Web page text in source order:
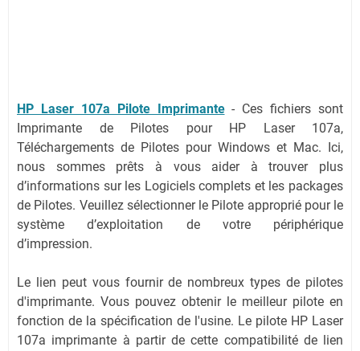
HP Laser 107a Pilote Imprimante - Ces fichiers sont
Imprimante de Pilotes pour HP Laser 107a,
Téléchargements de Pilotes pour Windows et Mac. Ici,
nous sommes prêts à vous aider à trouver plus
d’informations sur les Logiciels complets et les packages
de Pilotes. Veuillez sélectionner le Pilote approprié pour le
système d’exploitation de votre périphérique
d’impression.
Le lien peut vous fournir de nombreux types de pilotes
d'imprimante. Vous pouvez obtenir le meilleur pilote en
fonction de la spécification de l'usine. Le pilote HP Laser
107a imprimante à partir de cette compatibilité de lien